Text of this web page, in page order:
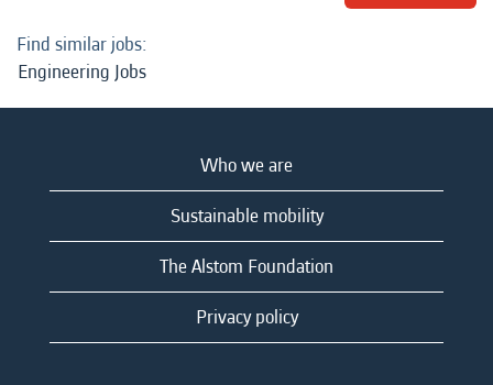
Find similar jobs:
Engineering Jobs
Who we are
Sustainable mobility
The Alstom Foundation
Privacy policy